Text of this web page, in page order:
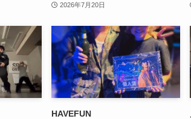
2026年7月20日
HAVEFUN